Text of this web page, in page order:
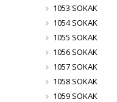
1053 SOKAK
1054 SOKAK
1055 SOKAK
1056 SOKAK
1057 SOKAK
1058 SOKAK
1059 SOKAK